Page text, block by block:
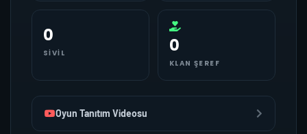
0
SIVIL 0
KLAN ŞEREF
Oyun Tanıtım Videosu